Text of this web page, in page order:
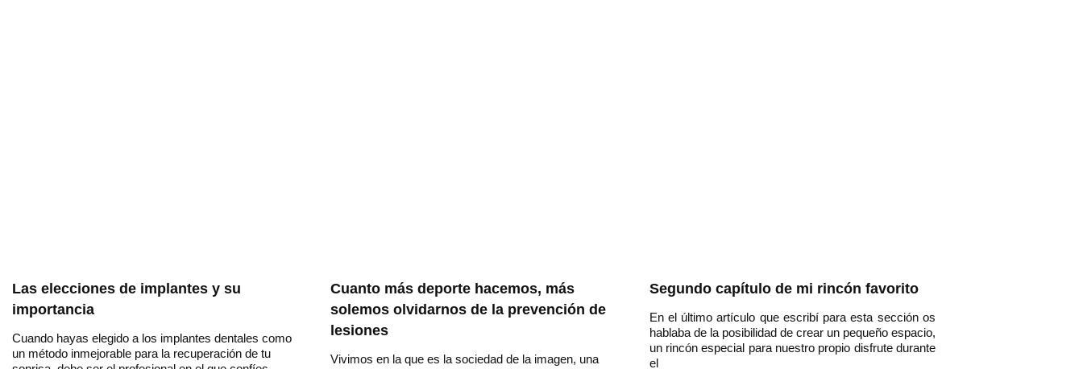
Las elecciones de implantes y su
importancia
Cuando hayas elegido a los implantes dentales como
un método inmejorable para la recuperación de tu
Cuanto más deporte hacemos, más
solemos olvidarnos de la prevención de
lesiones
Vivimos en la que es la sociedad de la imagen, una
Segundo capítulo de mi rincón favorito
En el último artículo que escribí para esta sección os
hablaba de la posibilidad de crear un pequeño espacio,
un rincón especial para nuestro propio disfrute durante
el